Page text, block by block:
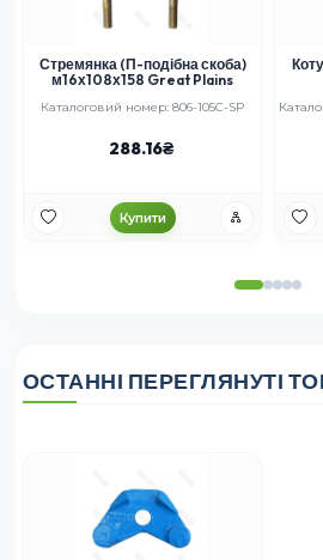
Стремянка (П-подібна скоба)
м16х108х158 Great Plains
Каталоговий номер: 806-105C-SP
288.16
Купити
ОСТАННІ ПЕРЕГЛЯНУТІ